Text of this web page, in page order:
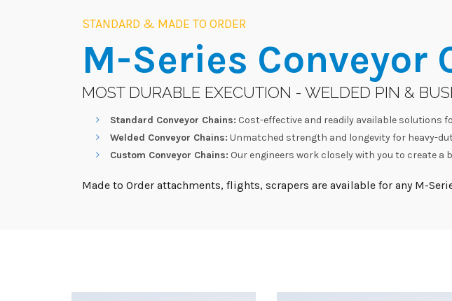
STANDARD & MADE TO ORDER
M-Series Conveyor
MOST DURABLE EXECUTION - WELDED PIN &
Standard Conveyor Chains: Cost-effective and readily available solutions
Welded Conveyor Chains: Unmatched strength and longevity for heavy-
Custom Conveyor Chains: Our engineers work closely with you to create
Made to Order attachments, flights, scrapers are available for any M-